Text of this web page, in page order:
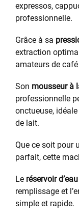
expressos,
professionnelle.
Grâce à sa
extraction
amateurs de
Son mousseur à
professionnelle
onctueuse,
de lait.
Que ce soit pour
parfait, cette
Le réservoir
remplissage et
simple et rapide.